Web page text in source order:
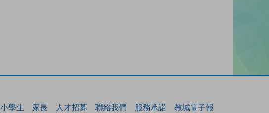
小學生 家長 人才招募 聯絡我們 服務承諾 教城電子報